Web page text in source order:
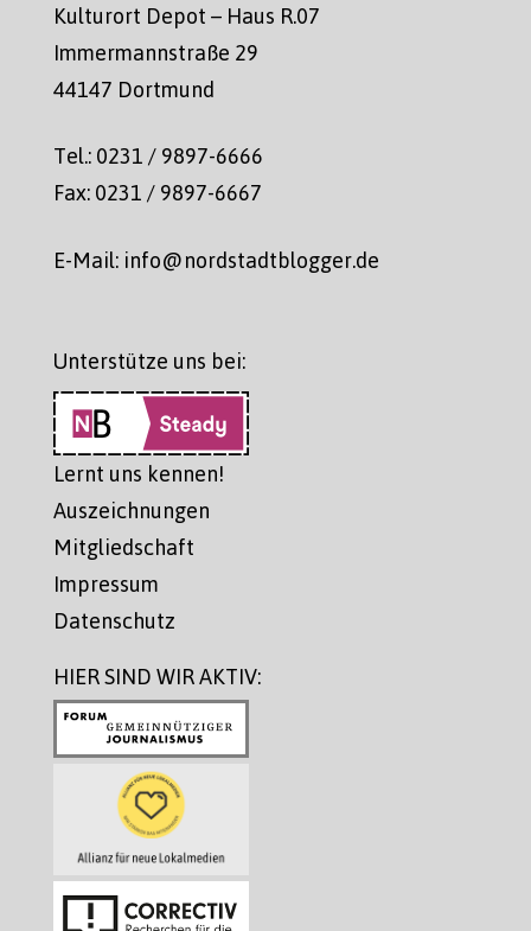
Kulturort Depot – Haus R.07
Immermannstraße 29
44147 Dortmund
Tel.: 0231 / 9897-6666
Fax: 0231 / 9897-6667
E-Mail: info@nordstadtblogger.de
Unterstütze uns bei:
Lernt uns kennen!
Auszeichnungen
Mitgliedschaft
Impressum
Datenschutz
HIER SIND WIR AKTIV: